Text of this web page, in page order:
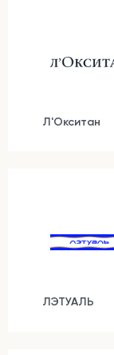
РАЗВЛЕЧЕНИЯ
Л'Окситан
ЛЭТУАЛЬ